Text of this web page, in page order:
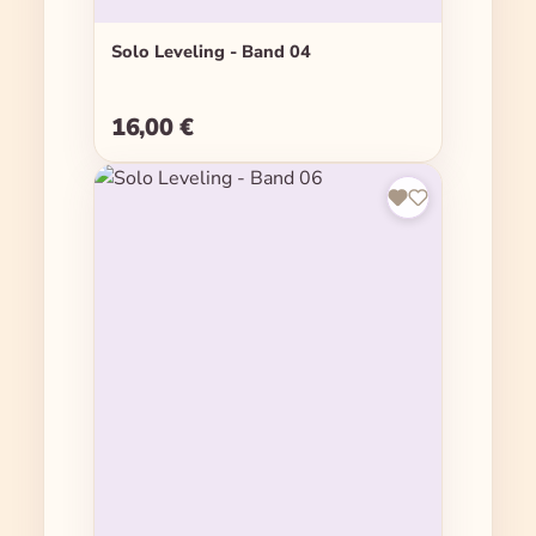
Solo Leveling - Band 04
Regulärer Preis:
16,00 €